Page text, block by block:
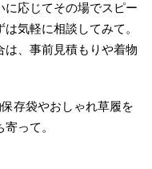
に応じてその場でスピー
気軽に相談してみて。
は、事前見積もりや着物
存袋やおしゃれ草履を
って。